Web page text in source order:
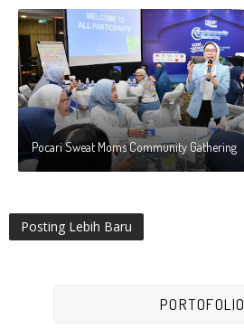
Pocari Sweat Moms Community Gathering
Posting Lebih Baru
PORTOFOLIO